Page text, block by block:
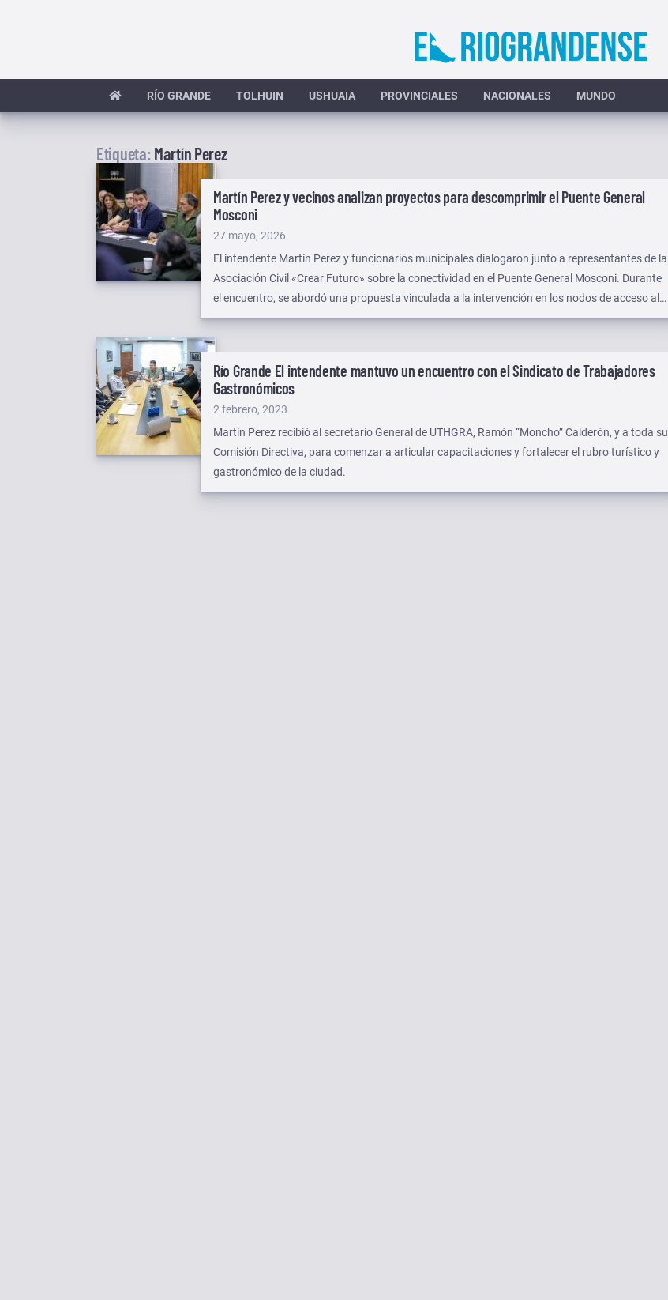
RÍO GRANDE TOLHUIN USHUAIA PROVINCIALES NACIONALES MUNDO
Etiqueta:Martín Perez
Martín Perez y vecinos analizan proyectos para descomprimir el Puente General
Mosconi
Publicado
el
27 mayo, 2026
El intendente Martín Perez y funcionarios municipales dialogaron junto a representantes de la
Asociación Civil «Crear Futuro» sobre la conectividad en el Puente General Mosconi. Durante
el encuentro, se abordó una propuesta vinculada a la intervención en los nodos de acceso al
mismo y la incorporación de un tercer carril.
Río Grande El intendente mantuvo un encuentro con el Sindicato de Trabajadores
Gastronómicos
Publicado
el
2 febrero, 2023
Martín Perez recibió al secretario General de UTHGRA, Ramón “Moncho” Calderón, y a toda su
Comisión Directiva, para comenzar a articular capacitaciones y fortalecer el rubro turístico y
gastronómico de la ciudad.